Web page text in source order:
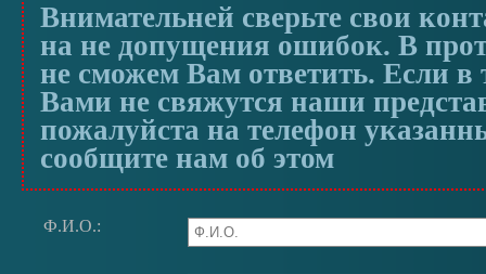
Внимательней сверьте свои
на не допущения ошибок. В
не сможем Вам ответить. Если в
Вами не свяжутся наши
пожалуйста на телефон
сообщите нам об этом
Ф.И.О.: